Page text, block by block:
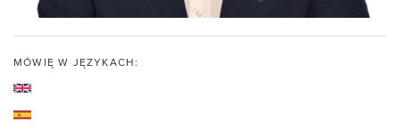
MÓWIĘ W JĘZYKACH: